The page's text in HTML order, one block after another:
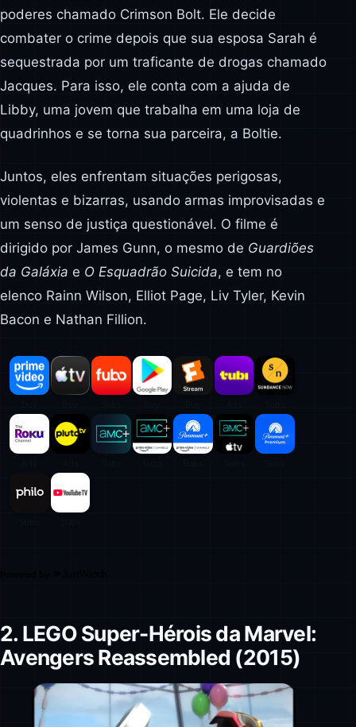
poderes chamado Crimson Bolt. Ele decide
combater o crime depois que sua esposa Sarah é
sequestrada por um traficante de drogas chamado
Jacques. Para isso, ele conta com a ajuda de
Libby, uma jovem que trabalha em uma loja de
quadrinhos e se torna sua parceira, a Boltie.
Juntos, eles enfrentam situações perigosas,
violentas e bizarras, usando armas improvisadas e
um senso de justiça questionável. O filme é
dirigido por James Gunn, o mesmo de Guardiões
da Galáxia e O Esquadrão Suicida, e tem no
elenco Rainn Wilson, Elliot Page, Liv Tyler, Kevin
Bacon e Nathan Fillion.
2. LEGO Super-Hérois da Marvel:
Avengers Reassembled (2015)